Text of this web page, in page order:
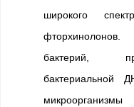
широкого
бактерий,
бактериальной